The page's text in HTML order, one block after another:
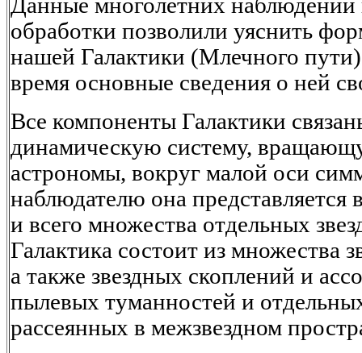
Данные многолетних наблюдений
обработки позволили уяснить
нашей Галактики (Млечного
время основные сведения о ней
Все компоненты Галактики
динамическую систему,
астрономы, вокруг малой оси
наблюдателю она
и всего множества отдельных
Галактика состоит из множества
а также звездных скоплений и
пылевых туманностей и
рассеянных в межзвездном